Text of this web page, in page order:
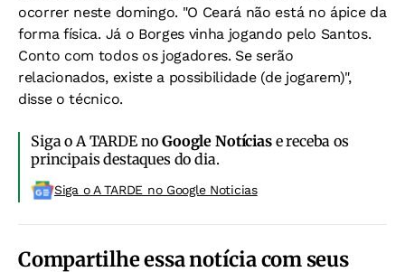
ocorrer neste domingo. "O Ceará não está no ápice da
forma física. Já o Borges vinha jogando pelo Santos.
Conto com todos os jogadores. Se serão
relacionados, existe a possibilidade (de jogarem)",
disse o técnico.
Siga o A TARDE noGoogle Notíciase receba os
principais destaques do dia.
Siga o A TARDE no Google Noticias
Compartilhe essa notícia com seus